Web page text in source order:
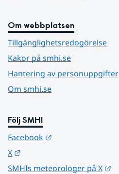
Om webbplatsen
Tillgänglighetsredogörelse
Kakor på smhi.se
Hantering av personuppgifter
Om smhi.se
Följ SMHI
Facebook
X
SMHIs meteorologer på X